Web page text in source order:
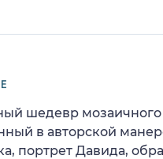
шедевр мозаичного
в авторской
портрет Давида,